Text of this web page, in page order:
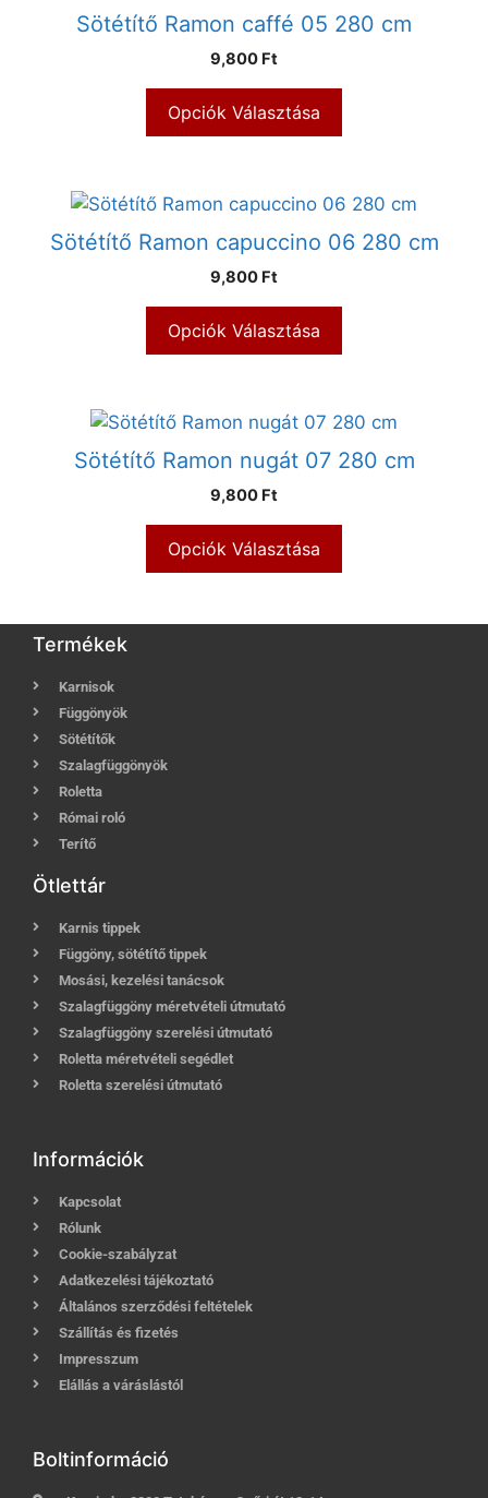
Sötétítő Ramon caffé 05 280 cm
9,800 Ft
Opciók Választása
Sötétítő Ramon capuccino 06 280 cm
9,800 Ft
Opciók Választása
Sötétítő Ramon nugát 07 280 cm
9,800 Ft
Opciók Választása
Termékek
Karnisok
Függönyök
Sötétítők
Szalagfüggönyök
Roletta
Római roló
Terítő
Ötlettár
Karnis tippek
Függöny, sötétítő tippek
Mosási, kezelési tanácsok
Szalagfüggöny méretvételi útmutató
Szalagfüggöny szerelési útmutató
Roletta méretvételi segédlet
Roletta szerelési útmutató
Információk
Kapcsolat
Rólunk
Cookie-szabályzat
Adatkezelési tájékoztató
Általános szerződési feltételek
Szállítás és fizetés
Impresszum
Elállás a váráslástól
Boltinformáció